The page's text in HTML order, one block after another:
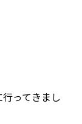
ってきまし